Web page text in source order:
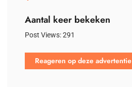
Aantal keer bekeken
Post Views:291
Reageren op deze advertentie